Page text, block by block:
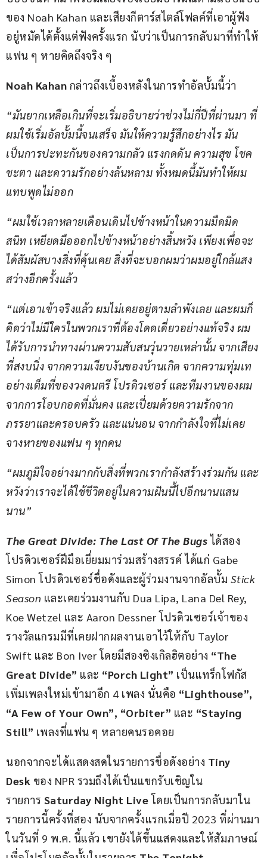
ของ Noah Kahan และเสียงกีตาร์สไตล์โฟลค์ที่เอาผู้ฟัง
อยู่หมัดได้ตั้งแต่ฟังครั้งแรก นับว่าเป็นการกลับมาที่ทำให้
แฟน ๆ หายคิดถึงจริง ๆ
Noah Kahan กล่าวถึงเบื้องหลังในการทำอัลบั้มนี้ว่า
“มันยากเหลือเกินที่จะเริ่มอธิบายว่าช่วงไม่กี่ปีที่ผ่านมา ที่
ผมใช้เริ่มอัลบั้มนี้จนเสร็จ มันให้ความรู้สึกอย่างไร มัน
เป็นการปะทะกันของความกลัว แรงกดดัน ความสุข โชค
ชะตา และความรักอย่างล้นหลาม ทั้งหมดนี้มันทำให้ผม
แทบพูดไม่ออก
“ผมใช้เวลาหลายเดือนเดินไปข้างหน้าในความมืดมิด
สนิท เหยียดมือออกไปข้างหน้าอย่างสิ้นหวัง เพียงเพื่อจะ
ได้สัมผัสบางสิ่งที่คุ้นเคย สิ่งที่จะบอกผมว่าผมอยู่ใกล้แสง
สว่างอีกครั้งแล้ว
“แต่เอาเข้าจริงแล้ว ผมไม่เคยอยู่ตามลำพังเลย และผมก็
คิดว่าไม่มีใครในพวกเราที่ต้องโดดเดี่ยวอย่างแท้จริง ผม
ได้รับการนำทางผ่านความสับสนวุ่นวายเหล่านั้น จากเสียง
ที่สงบนิ่ง จากความเงียบงันของบ้านเกิด จากความทุ่มเท
อย่างเต็มที่ของวงดนตรี โปรดิวเซอร์ และทีมงานของผม
จากการโอบกอดที่มั่นคง และเปี่ยมด้วยความรักจาก
ภรรยาและครอบครัว และแน่นอน จากกำลังใจที่ไม่เคย
จางหายของแฟน ๆ ทุกคน
“ผมภูมิใจอย่างมากกับสิ่งที่พวกเรากำลังสร้างร่วมกัน และ
หวังว่าเราจะได้ใช้ชีวิตอยู่ในความฝันนี้ไปอีกนานแสน
นาน”
The Great Divide: The Last Of The Bugs ได้สอง
โปรดิวเซอร์ฝีมือเยี่ยมมาร่วมสร้างสรรค์ ได้แก่ Gabe
Simon โปรดิวเซอร์ชื่อดังและผู้ร่วมงานจากอัลบั้ม Stick
Season และเคยร่วมงานกับ Dua Lipa, Lana Del Rey,
Koe Wetzel และ Aaron Dessner โปรดิวเซอร์เจ้าของ
รางวัลแกรมมีที่เคยฝากผลงานเอาไว้ให้กับ Taylor
Swift และ Bon Iver โดยมีสองซิงเกิลฮิตอย่าง “The
Great Divide” และ “Porch Light” เป็นแทร็กโฟกัส
เพิ่มเพลงใหม่เข้ามาอีก 4 เพลง นั่นคือ “Lighthouse”,
“A Few of Your Own”, “Orbiter” และ “Staying
Still” เพลงที่แฟน ๆ หลายคนรอคอย
นอกจากจะได้แสดงสดในรายการชื่อดังอย่าง Tiny
Desk ของ NPR รวมถึงได้เป็นแขกรับเชิญใน
รายการ Saturday Night Live โดยเป็นการกลับมาใน
รายการนี้ครั้งที่สอง นับจากครั้งแรกเมื่อปี 2023 ที่ผ่านมา
ในวันที่ 9 พ.ค. นี้แล้ว เขายังได้ขึ้นแสดงและให้สัมภาษณ์